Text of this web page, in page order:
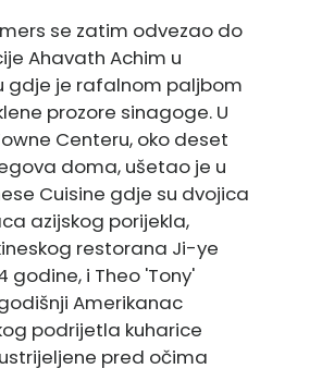
se zatim odvezao do
Ahavath Achim u
gdje je rafalnom paljbom
prozore sinagoge. U
Centeru, oko deset
doma, ušetao je u
Cuisine gdje su dvojica
azijskog porijekla,
restorana Ji-ye
godine, i Theo 'Tony'
Amerikanac
podrijetla kuharice
pred očima